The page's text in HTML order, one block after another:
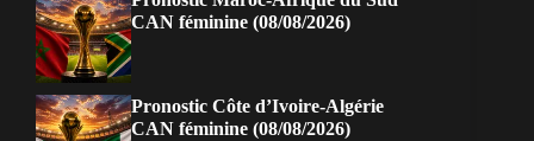
CAN féminine (08/08/2026)
Pronostic Côte d’Ivoire-Algérie
CAN féminine (08/08/2026)